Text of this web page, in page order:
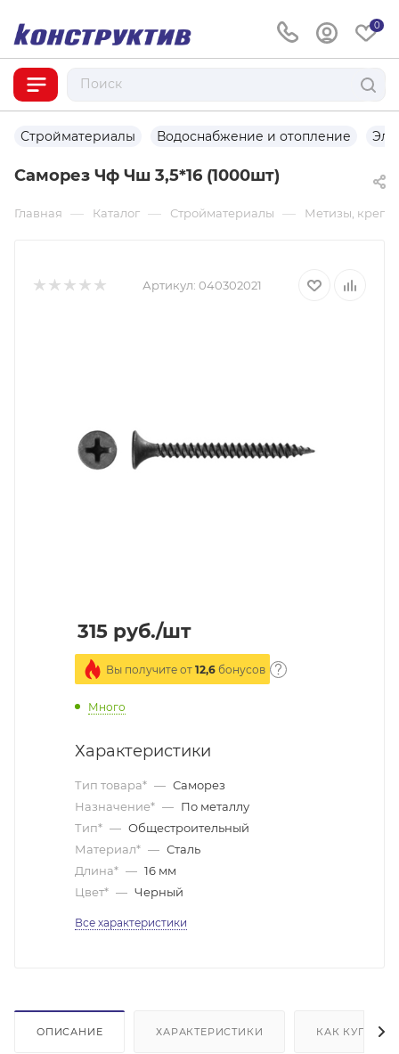
0
Стройматериалы Водоснабжение и отопление
Саморез Чф Чш 3,5*16 (1000шт)
Главная — Каталог — Стройматериалы — Метизы,
Артикул: 040302021
315 руб./шт
Вы получите от 12,6 бонусов
Много
Характеристики
Тип товара* — Саморез
Назначение* — По металлу
Тип* — Общестроительный
Материал* — Сталь
Длина* — 16 мм
Цвет* — Черный
Все характеристики
ОПИСАНИЕ ХАРАКТЕРИСТИКИ КАК КУПИТЬ